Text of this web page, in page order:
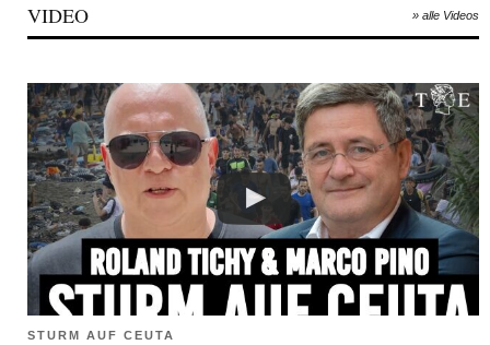
VIDEO » alle Videos
STURM AUF CEUTA